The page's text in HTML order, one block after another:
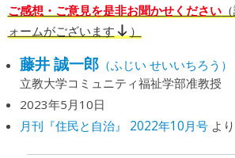
ご感想・ご意見を是非お聞かせください
ォームがございます
）
藤井 誠一郎（ふじい せいいちろう）
立教大学コミュニティ福祉学部准教授
2023年5月10日
月刊『住民と自治』 2022年10月号より